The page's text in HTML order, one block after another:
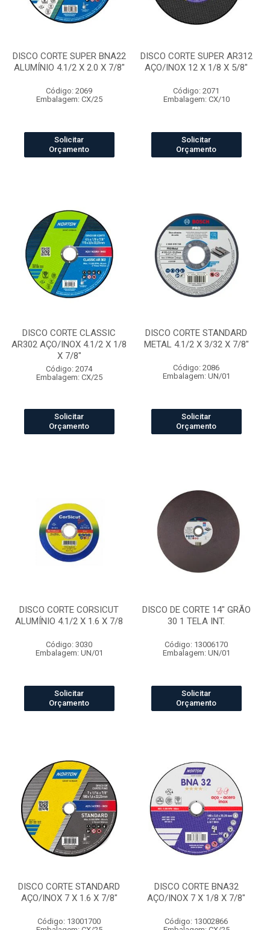
DISCO CORTE SUPER BNA22
ALUMÍNIO 4.1/2 X 2.0 X 7/8"
Código: 2069
Embalagem: CX/25
Solicitar
Orçamento
DISCO CORTE SUPER AR312
AÇO/INOX 12 X 1/8 X 5/8"
Código: 2071
Embalagem: CX/10
Solicitar
Orçamento
DISCO CORTE CLASSIC
AR302 AÇO/INOX 4.1/2 X 1/8
X 7/8"
Código: 2074
Embalagem: CX/25
Solicitar
Orçamento
DISCO CORTE STANDARD
METAL 4.1/2 X 3/32 X 7/8"
Código: 2086
Embalagem: UN/01
Solicitar
Orçamento
DISCO CORTE CORSICUT
ALUMÍNIO 4.1/2 X 1.6 X 7/8
Código: 3030
Embalagem: UN/01
Solicitar
Orçamento
DISCO DE CORTE 14" GRÃO
30 1 TELA INT.
Código: 13006170
Embalagem: UN/01
Solicitar
Orçamento
DISCO CORTE STANDARD
AÇO/INOX 7 X 1.6 X 7/8"
Código: 13001700
DISCO CORTE BNA32
AÇO/INOX 7 X 1/8 X 7/8"
Código: 13002866